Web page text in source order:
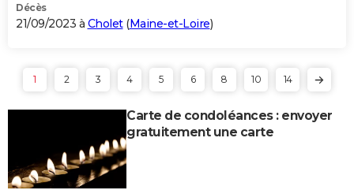
Décès
21/09/2023 à Cholet(Maine-et-Loire)
1 2 3 4 5 6 8 10 14
Carte de condoléances : envoyer
gratuitement une carte